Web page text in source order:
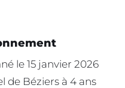
le 15 janvier 2026
de Béziers à 4 ans